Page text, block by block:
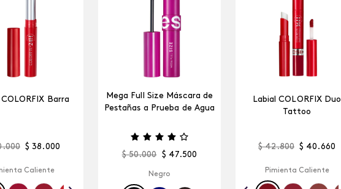
Barra
.000 $ 38 .000
Caliente
Mega Full Size Máscara de
Pestañas a Prueba de Agua
$ 50.000 $ 47.500
Negro
Labial COLORFIX Duo
Tattoo
$ 42.800 $ 40 .660
Pimienta Caliente